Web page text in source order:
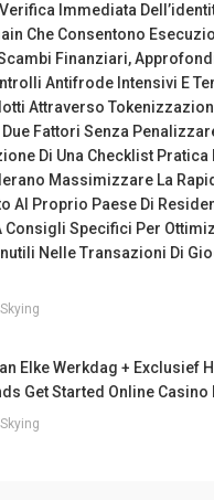
Immediata
Che Consentono
Finanziari,
Antifrode Intensivi E
Attraverso
Fattori Senza
Di Una Checklist
Massimizzare La
Al Proprio Paese Di
Consigli Specifici Per
Nelle Transazioni Di
Skying
Elke Werkdag + Exclusief
Get Started Online Casino
Skying